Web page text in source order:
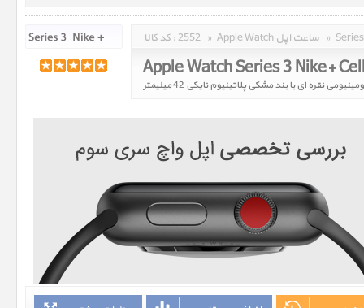
کد کالا : 2552 » Apple Watch ساعت اپل »